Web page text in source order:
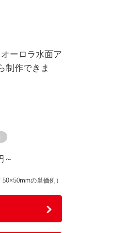
ーロラ水面ア
制作できま
～
の単価例）